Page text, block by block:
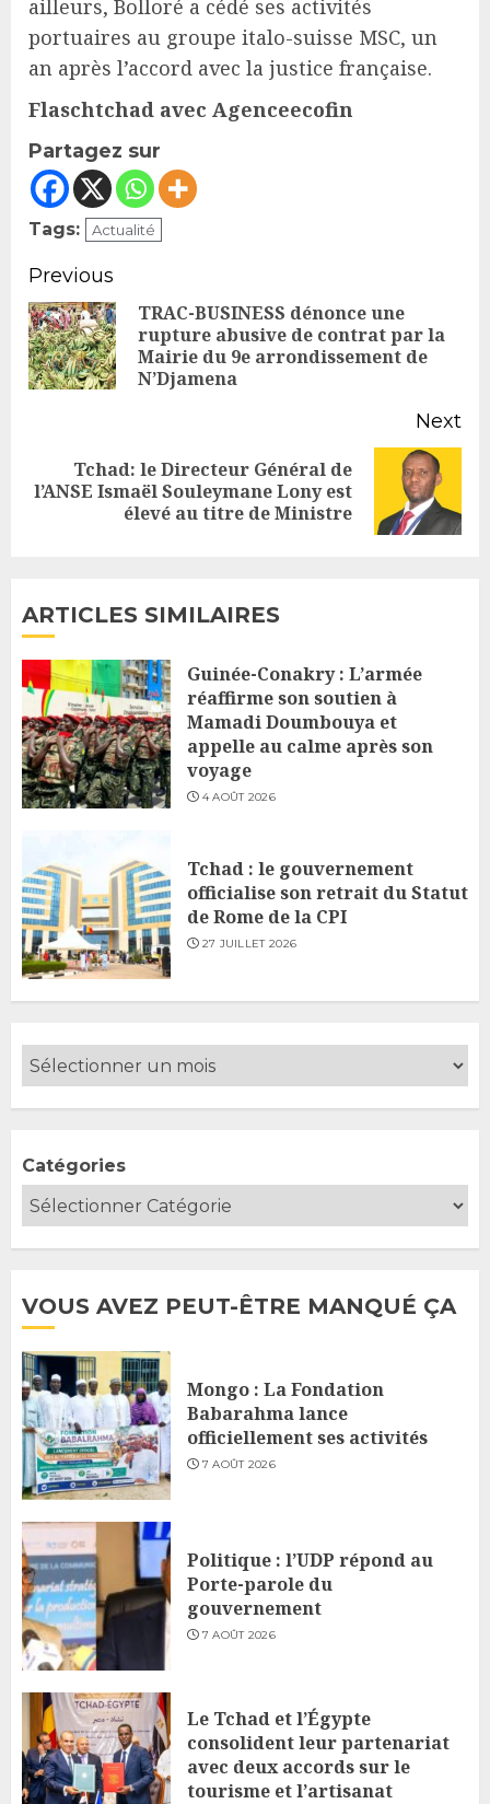
ailleurs, Bolloré a cédé ses activités
portuaires au groupe italo-suisse MSC, un
an après l’accord avec la justice française.
Flaschtchad avec Agenceecofin
Partagez sur
Tags: Actualité
Continue
Reading
Previous
TRAC-BUSINESS dénonce une
rupture abusive de contrat par la
Mairie du 9e arrondissement de
N’Djamena
Next
Next
Tchad: le Directeur Général de
l’ANSE Ismaël Souleymane Lony est
élevé au titre de Ministre
ARTICLES SIMILAIRES
Guinée-Conakry : L’armée
réaffirme son soutien à
Mamadi Doumbouya et
appelle au calme après son
voyage
4 AOÛT 2026
Tchad : le gouvernement
officialise son retrait du Statut
de Rome de la CPI
27 JUILLET 2026
Catégories
VOUS AVEZ PEUT-ÊTRE MANQUÉ ÇA
Mongo : La Fondation
Babarahma lance
officiellement ses activités
7 AOÛT 2026
Politique : l’UDP répond au
Porte-parole du
gouvernement
7 AOÛT 2026
Le Tchad et l’Égypte
consolident leur partenariat
avec deux accords sur le
tourisme et l’artisanat